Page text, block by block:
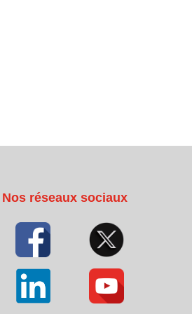
Nos réseaux sociaux